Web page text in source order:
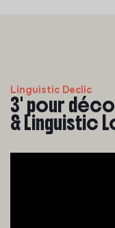
Linguistic Declic
3' pour
& Linguistic